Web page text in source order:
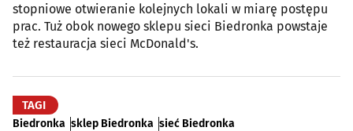
stopniowe otwieranie kolejnych lokali w miarę postępu
prac. Tuż obok nowego sklepu sieci Biedronka powstaje
też restauracja sieci McDonald's.
TAGI
Biedronka sklep Biedronka sieć Biedronka